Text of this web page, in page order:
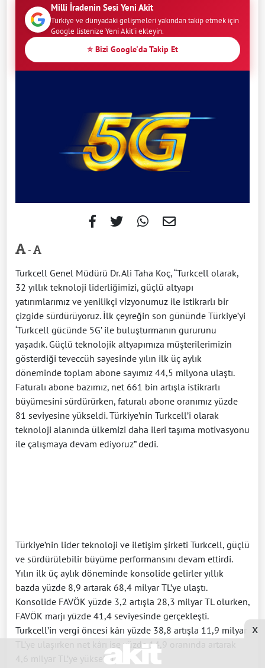
Milli İradenin Sesi Yeni Akit
Türkiye ve dünyadaki gelişmeleri yakından takip etmek için
Google listenize Yeni Akit'i ekleyin.
⭐ Bizi Google'da Takip Et
-
Turkcell Genel Müdürü Dr. Ali Taha Koç, “Turkcell olarak,
32 yıllık teknoloji liderliğimizi, güçlü altyapı
yatırımlarımız ve yenilikçi vizyonumuz ile istikrarlı bir
çizgide sürdürüyoruz. İlk çeyreğin son gününde Türkiye’yi
‘Turkcell gücünde 5G’ ile buluşturmanın gururunu
yaşadık. Güçlü teknolojik altyapımıza müşterilerimizin
gösterdiği teveccüh sayesinde yılın ilk üç aylık
döneminde toplam abone sayımız 44,5 milyona ulaştı.
Faturalı abone bazımız, net 661 bin artışla istikrarlı
büyümesini sürdürürken, faturalı abone oranımız yüzde
81 seviyesine yükseldi. Türkiye’nin Turkcell’i olarak
teknoloji alanında ülkemizi daha ileri taşıma motivasyonu
ile çalışmaya devam ediyoruz” dedi.
Türkiye’nin lider teknoloji ve iletişim şirketi Turkcell, güçlü
ve sürdürülebilir büyüme performansını devam ettirdi.
Yılın ilk üç aylık döneminde konsolide gelirler yıllık
bazda yüzde 8,9 artarak 68,4 milyar TL’ye ulaştı.
Konsolide FAVÖK yüzde 3,2 artışla 28,3 milyar TL olurken,
FAVÖK marjı yüzde 41,4 seviyesinde gerçekleşti.
Turkcell’in vergi öncesi kârı yüzde 38,8 artışla 11,9 milyar
TL’ye ulaşırken net kârı ise yüzde 14,9 oranında artarak
4,6 milyar TL’ye yükseldi.
x